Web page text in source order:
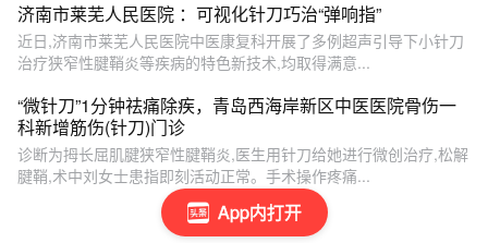
App内打开
济南市莱芜人民医院 ：可视化针刀巧治“弹响指”
近日,济南市莱芜人民医院中医康复科开展了多例超声引导下小针刀
治疗狭窄性腱鞘炎等疾病的特色新技术,均取得满意...
“微针刀”1分钟祛痛除疾，青岛西海岸新区中医医院骨伤一
科新增筋伤(针刀)门诊
诊断为拇长屈肌腱狭窄性腱鞘炎,医生用针刀给她进行微创治疗,松解
腱鞘,术中刘女士患指即刻活动正常。手术操作疼痛...